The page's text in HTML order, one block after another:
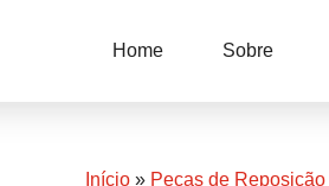
Home Sobre
Início » Peças de Reposição